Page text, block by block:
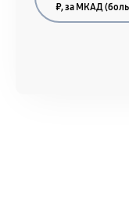
₽, за МКАД